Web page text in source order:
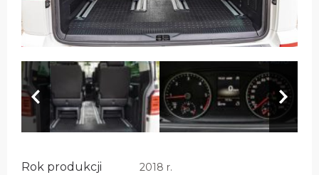
Rok produkcji 2018 r.